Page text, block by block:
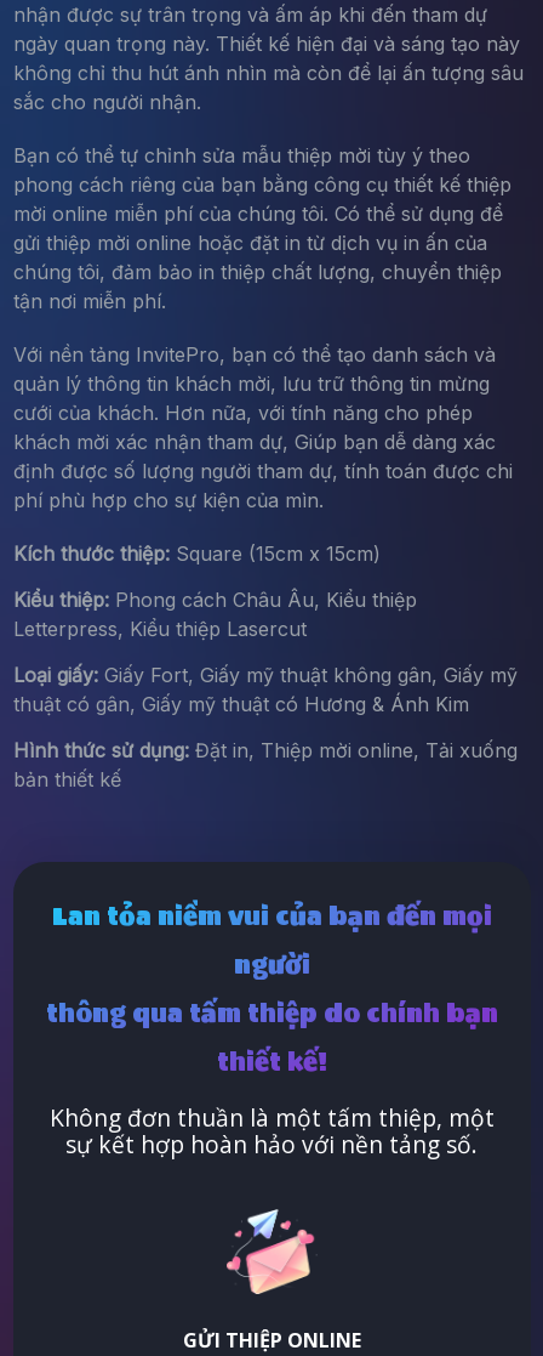
nhận được sự trân trọng và ấm áp khi đến tham dự
ngày quan trọng này. Thiết kế hiện đại và sáng tạo này
không chỉ thu hút ánh nhìn mà còn để lại ấn tượng sâu
sắc cho người nhận.
Bạn có thể tự chỉnh sửa mẫu thiệp mời tùy ý theo
phong cách riêng của bạn bằng công cụ thiết kế thiệp
mời online miễn phí của chúng tôi. Có thể sử dụng để
gửi thiệp mời online hoặc đặt in từ dịch vụ in ấn của
chúng tôi, đảm bảo in thiệp chất lượng, chuyển thiệp
tận nơi miễn phí.
Với nền tảng InvitePro, bạn có thể tạo danh sách và
quản lý thông tin khách mời, lưu trữ thông tin mừng
cưới của khách. Hơn nữa, với tính năng cho phép
khách mời xác nhận tham dự, Giúp bạn dễ dàng xác
định được số lượng người tham dự, tính toán được chi
phí phù hợp cho sự kiện của mìn.
Kích thước thiệp:Square (15cm x 15cm)
Kiểu thiệp:Phong cách Châu Âu, Kiểu thiệp
Letterpress, Kiểu thiệp Lasercut
Loại giấy:Giấy Fort, Giấy mỹ thuật không gân, Giấy mỹ
thuật có gân, Giấy mỹ thuật có Hương & Ánh Kim
Hình thức sử dụng:Đặt in, Thiệp mời online, Tải xuống
bản thiết kế
Lan tỏa niềm vui của bạn đến mọi
người
thông qua tấm thiệp do chính bạn
thiết kế!
Không đơn thuần là một tấm thiệp, một
sự kết hợp hoàn hảo với nền tảng số.
GỬI THIỆP ONLINE